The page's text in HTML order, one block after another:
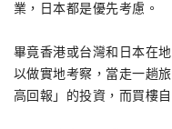
業，日本都是優先考慮。
畢竟香港或台灣和日本在
以做實地考察，當走一趟
高回報」的投資，而買樓